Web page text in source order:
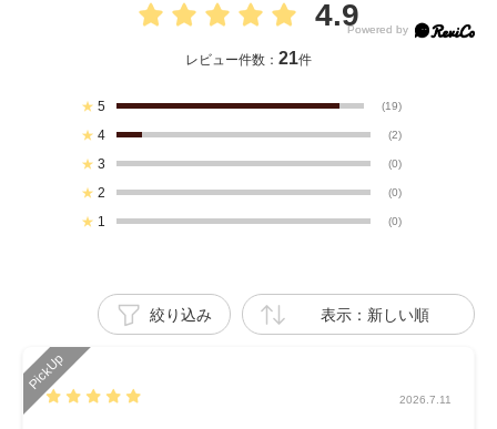
4.9
レビュー件数： 21件
★ 5 (19)
★ 4 (2)
★ 3 (0)
★ 2 (0)
★ 1 (0)
絞り込み 表示：新しい順
2026.7.11